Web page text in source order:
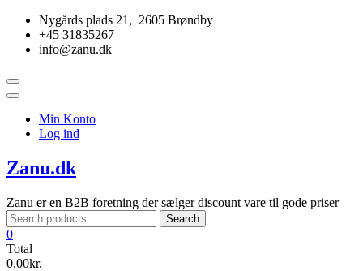
Skip
content
Nygårds plads 21, 2605 Brøndby
+45 31835267
info@zanu.dk
Topbar
Menu
Min Konto
Log ind
Zanu.dk
Zanu er en B2B foretning der sælger discount vare til gode priser
Search
for:
Search
0
Total
0,00kr.